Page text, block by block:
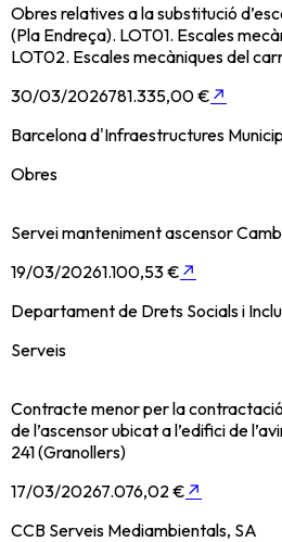
Obres relatives a la substitució
(Pla Endreça). LOT01. Escales
LOT02. Escales mecàniques del
30/03/2026781.335,00 € ↗
Barcelona d'Infraestructures
Obres
Servei manteniment ascensor
19/03/20261.100,53 € ↗
Departament de Drets Socials i
Serveis
Contracte menor per la
de l’ascensor ubicat a l’edifici de
241 (Granollers)
17/03/20267.076,02 € ↗
CCB Serveis Mediambientals, SA